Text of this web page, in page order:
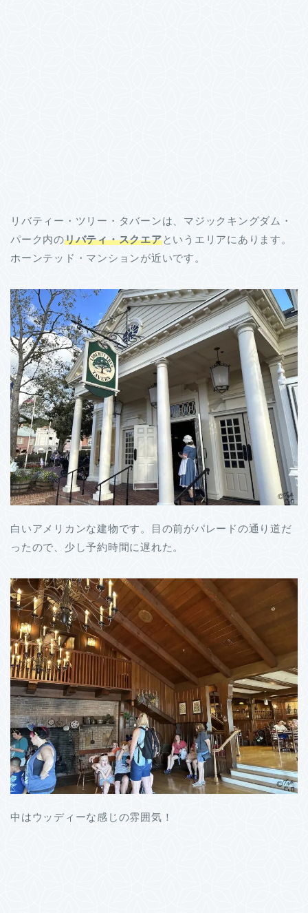
リバティー・ツリー・タバーンは、マジックキングダム・
パーク内のリバティ・スクエアというエリアにあります。
ホーンテッド・マンションが近いです。
白いアメリカンな建物です。目の前がパレードの通り道だ
ったので、少し予約時間に遅れた。
中はウッディーな感じの雰囲気！